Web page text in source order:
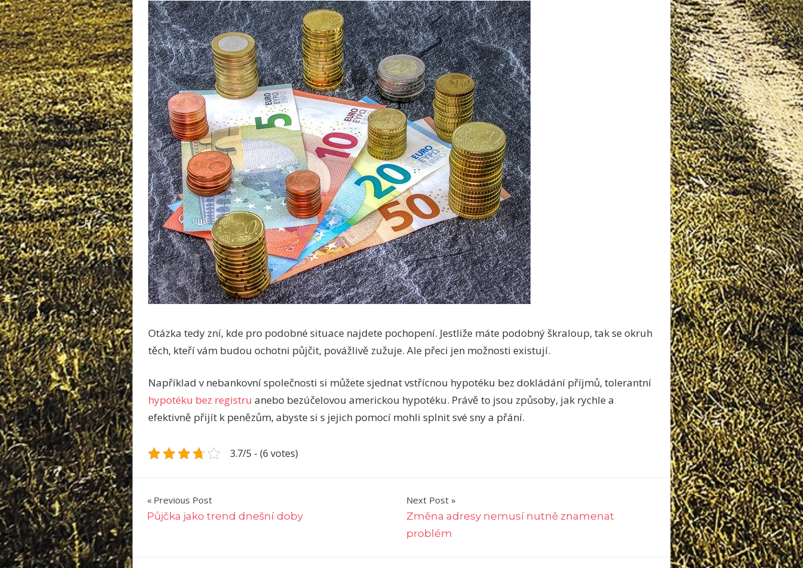
Otázka tedy zní, kde pro podobné situace najdete pochopení. Jestliže máte podobný škraloup, tak se okruh
těch, kteří vám budou ochotni půjčit, povážlivě zužuje. Ale přeci jen možnosti existují.
Například v nebankovní společnosti si můžete sjednat vstřícnou hypotéku bez dokládání příjmů, tolerantní
hypotéku bez registru anebo bezúčelovou americkou hypotéku. Právě to jsou způsoby, jak rychle a
efektivně přijít k penězům, abyste si s jejich pomocí mohli splnit své sny a přání.
3.7/5 - (6 votes)
Navigace
pro
Previous Post
Půjčka jako trend dnešní doby
Next Post
Změna adresy nemusí nutně znamenat
problém